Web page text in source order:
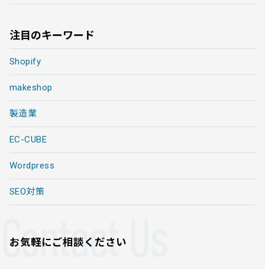
注目のキーワード
Shopify
makeshop
製造業
EC-CUBE
Wordpress
SEO対策
Contact Us
お気軽にご相談ください